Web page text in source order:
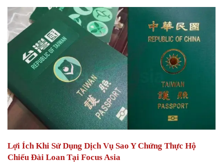
Lợi Ích Khi Sử Dụng Dịch Vụ Sao Y Chứng Thực Hộ
Chiếu Đài Loan Tại Focus Asia